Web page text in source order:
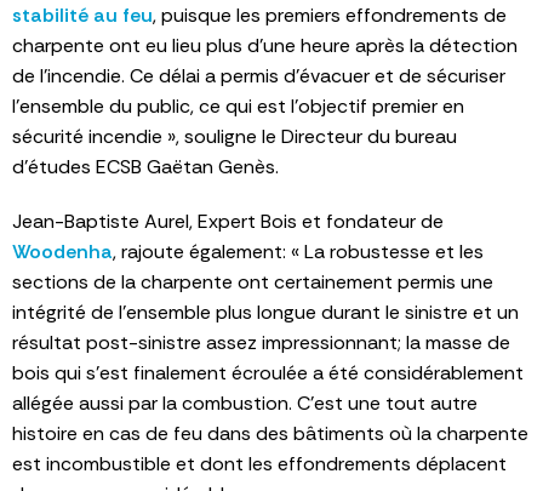
stabilité au feu, puisque les premiers effondrements de
charpente ont eu lieu plus d’une heure après la détection
de l’incendie. Ce délai a permis d’évacuer et de sécuriser
l’ensemble du public, ce qui est l’objectif premier en
sécurité incendie », souligne le Directeur du bureau
d’études ECSB Gaëtan Genès.
Jean-Baptiste Aurel, Expert Bois et fondateur de
Woodenha, rajoute également: « La robustesse et les
sections de la charpente ont certainement permis une
intégrité de l’ensemble plus longue durant le sinistre et un
résultat post-sinistre assez impressionnant; la masse de
bois qui s’est finalement écroulée a été considérablement
allégée aussi par la combustion. C’est une tout autre
histoire en cas de feu dans des bâtiments où la charpente
est incombustible et dont les effondrements déplacent